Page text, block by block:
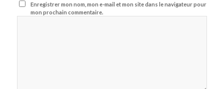
Enregistrer mon nom, mon e-mail et mon site dans le navigateur pour
mon prochain commentaire.